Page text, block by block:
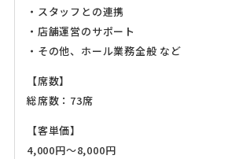
・スタッフとの連携
・店舗運営のサポート
・その他、ホール業務全般 など
【席数】
総席数：73席
【客単価】
4,000円～8,000円